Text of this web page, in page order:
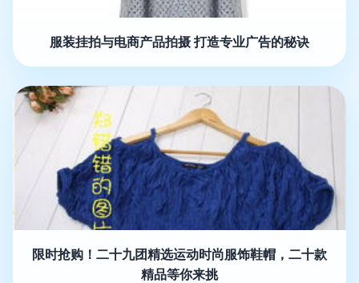
服装挂拍与电商产品拍摄 打造专业广告的秘诀
限时抢购！二十九团精选运动时尚服饰鞋帽，二十款
精品等你来挑